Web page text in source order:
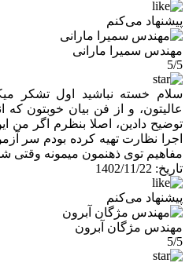
پیشنهاد می‌کنم
مهندس سمیرا مارانی
5/5
سلام خسته نباشید اول تشکر
عالیتون، و از فن بیان خوبتون
توضیح دادین، اصلا بنظرم اگر من
اجرا نظارت تهیه کرده بودم سر
مفاهیم توی ذهنمون میمونه وقتی
تاریخ: 1402/11/22
پیشنهاد می‌کنم
مهندس مژگان آبرون
5/5